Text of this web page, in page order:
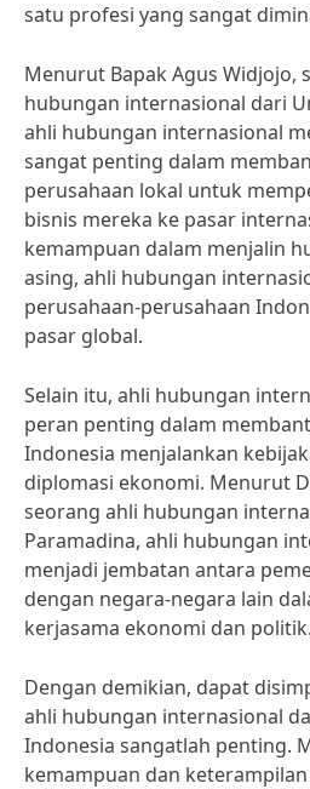
satu profesi yang sangat
Menurut Bapak Agus Widjojo,
hubungan internasional dari
ahli hubungan internasional
sangat penting dalam
perusahaan lokal untuk
bisnis mereka ke pasar
kemampuan dalam menjalin
asing, ahli hubungan
perusahaan-perusahaan
pasar global.
Selain itu, ahli hubungan
peran penting dalam
Indonesia menjalankan
diplomasi ekonomi. Menurut
seorang ahli hubungan
Paramadina, ahli hubungan
menjadi jembatan antara
dengan negara-negara lain
kerjasama ekonomi dan politik.
Dengan demikian, dapat
ahli hubungan internasional
Indonesia sangatlah penting.
kemampuan dan